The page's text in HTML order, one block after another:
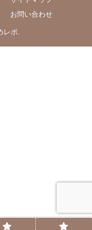
お問い合わせ
ポ.